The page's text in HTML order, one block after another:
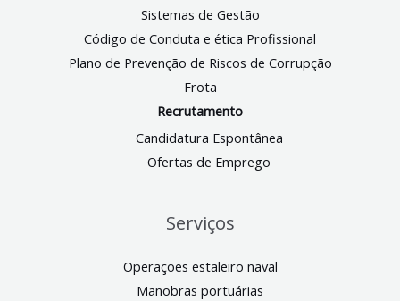
Sistemas de Gestão
Código de Conduta e ética Profissional
Plano de Prevenção de Riscos de Corrupção
Frota
Recrutamento
Candidatura Espontânea
Ofertas de Emprego
Serviços
Operações estaleiro naval
Manobras portuárias